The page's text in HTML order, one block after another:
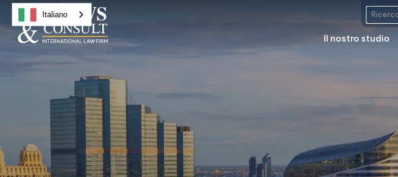
Il nostro studio
Italiano